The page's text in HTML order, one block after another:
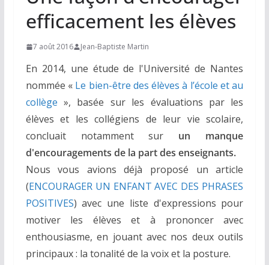
efficacement les élèves
7 août 2016 Jean-Baptiste Martin
En 2014, une étude de l'Université de Nantes
nommée « Le bien-être des élèves à l’école et au
collège », basée sur les évaluations par les
élèves et les collégiens de leur vie scolaire,
concluait notamment sur un manque
d'encouragements de la part des enseignants.
Nous vous avions déjà proposé un article
(ENCOURAGER UN ENFANT AVEC DES PHRASES
POSITIVES) avec une liste d'expressions pour
motiver les élèves et à prononcer avec
enthousiasme, en jouant avec nos deux outils
principaux : la tonalité de la voix et la posture.